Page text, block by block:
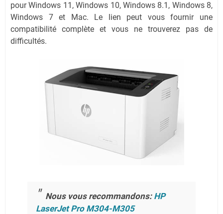
pour Windows 11, Windows 10, Windows 8.1, Windows 8,
Windows 7 et Mac. Le lien peut vous fournir une
compatibilité complète et vous ne trouverez pas de
difficultés.
Nous vous recommandons: HP
LaserJet Pro M304-M305